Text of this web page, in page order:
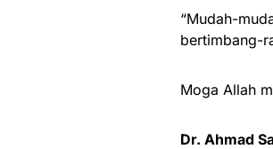
“Mudah-
bertimbang-
Moga Allah
Dr. Ahmad